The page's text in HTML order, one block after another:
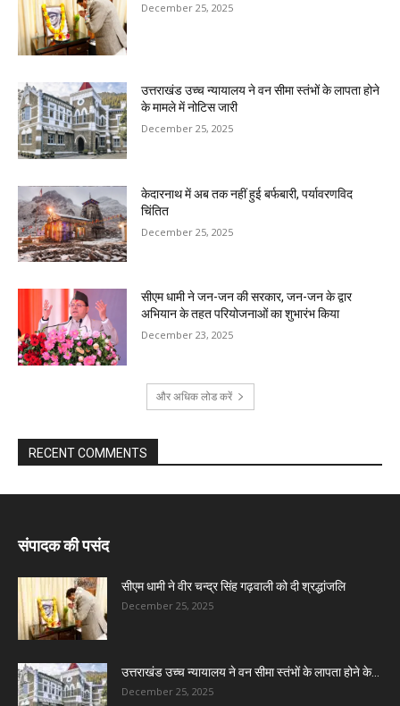
December 25, 2025
उत्तराखंड उच्च न्यायालय ने वन सीमा स्तंभों के लापता होने
के मामले में नोटिस जारी
December 25, 2025
केदारनाथ में अब तक नहीं हुई बर्फबारी, पर्यावरणविद
चिंतित
December 25, 2025
सीएम धामी ने जन-जन की सरकार, जन-जन के द्वार
अभियान के तहत परियोजनाओं का शुभारंभ किया
December 23, 2025
और अधिक लोड करें
RECENT COMMENTS
संपादक की पसंद
सीएम धामी ने वीर चन्द्र सिंह गढ़वाली को दी श्रद्धांजलि
December 25, 2025
उत्तराखंड उच्च न्यायालय ने वन सीमा स्तंभों के लापता होने के...
December 25, 2025